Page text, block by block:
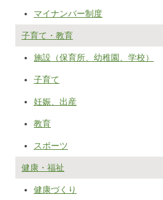
マイナンバー制度
子育て・教育
施設（保育所、幼稚園、学校）
子育て
妊娠、出産
教育
スポーツ
健康・福祉
健康づくり